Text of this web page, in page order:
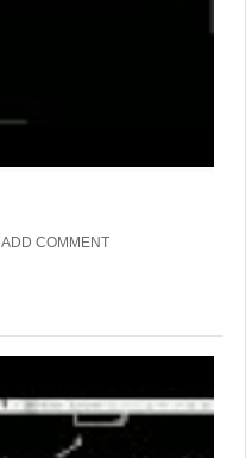
ADD COMMENT